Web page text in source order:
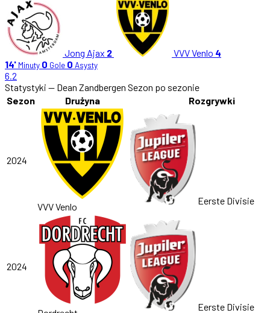
Jong Ajax 2 VVV Venlo 4
14' Minuty 0 Gole 0 Asysty
6.2
Statystyki — Dean Zandbergen Sezon po sezonie
Sezon
Drużyna Rozgrywki
2024
VVV Venlo
Eerste Divisie
2024
Eerste Divisie